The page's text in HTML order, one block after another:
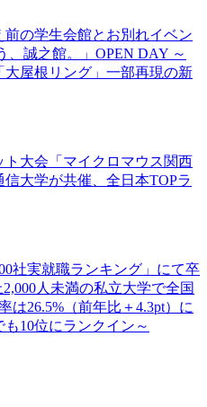
の学生会館とお別れイベン
、誠之館。」OPEN DAY ～
屋根リング」一部再現の新
大会「マイクロマウス関西
大学が共催、全日本TOPラ
社実就職ランキング」にて卒
人未満の私立大学で全国
は26.5%（前年比＋4.3pt）に
10位にランクイン～